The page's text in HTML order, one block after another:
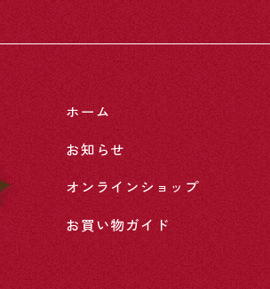
ホーム
お知らせ
オンラインショップ
お買い物ガイド